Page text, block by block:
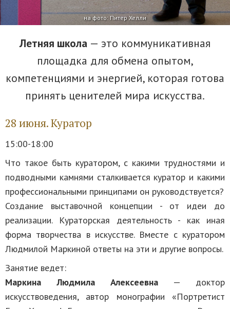
на фото: Питер Хелли
Летняя школа — это коммуникативная
площадка для обмена опытом,
компетенциями и энергией, которая готова
принять ценителей мира искусства.
28 июня. Куратор
15:00-18:00
Что такое быть куратором, с какими трудностями и
подводными камнями сталкивается куратор и какими
профессиональными принципами он руководствуется?
Создание выставочной концепции - от идеи до
реализации. Кураторская деятельность - как иная
форма творчества в искусстве. Вместе с куратором
Людмилой Маркиной ответы на эти и другие вопросы.
Занятие ведет:
Маркина Людмила Алексеевна — доктор
искусствоведения, автор монографии «Портретист